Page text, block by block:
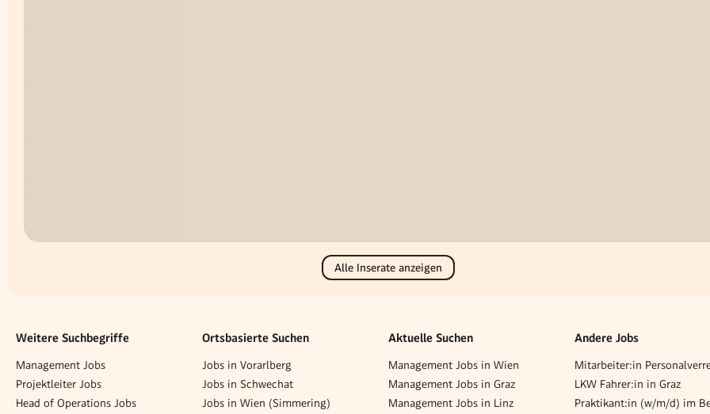
Alle Inserate anzeigen
Weitere Suchbegriffe
Management Jobs
Projektleiter Jobs
Head of Operations Jobs
Ortsbasierte Suchen
Jobs in Vorarlberg
Jobs in Schwechat
Jobs in Wien (Simmering)
Aktuelle Suchen
Management Jobs in Wien
Management Jobs in Graz
Management Jobs in Linz
Andere Jobs
LKW Fahrer:in in Graz